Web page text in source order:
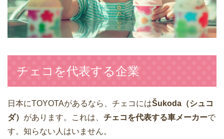
チェコを代表する企業
日本にTOYOTAがあるなら、チェコにはŠukoda（シュコ
ダ） があります。これは、 チェコを代表する車メーカーで
す。知らない人はいません。